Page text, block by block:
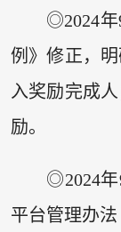
◎2024年
例》修正，
入奖励完成
励。
◎2024
平台管理办